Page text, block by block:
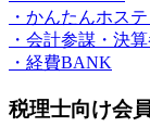
・かんたんホス
・会計参謀・決
・経費BANK
税理士向け会